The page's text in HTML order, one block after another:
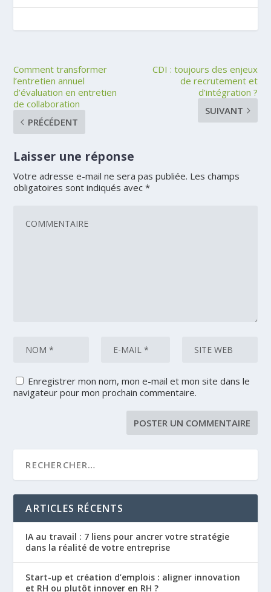
Comment transformer
l’entretien annuel
d’évaluation en entretien
de collaboration
PRÉCÉDENT
CDI : toujours des enjeux
de recrutement et
d’intégration ?
SUIVANT
Laisser une réponse
Votre adresse e-mail ne sera pas publiée. Les champs
obligatoires sont indiqués avec*
Enregistrer mon nom, mon e-mail et mon site dans le
navigateur pour mon prochain commentaire.
ARTICLES RÉCENTS
IA au travail : 7 liens pour ancrer votre stratégie
dans la réalité de votre entreprise
Start-up et création d’emplois : aligner innovation
et RH ou plutôt innover en RH ?